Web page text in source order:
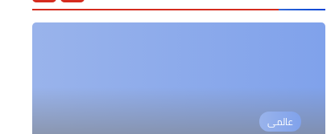
عالمى
أخبار مصر
أخبار مصر
حوادث وقضايا